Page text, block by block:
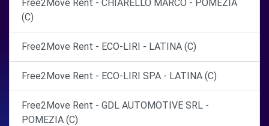
Free2Move Rent - CHIARELLO MARCO - POMEZIA
(C)
Free2Move Rent - ECO-LIRI - LATINA (C)
Free2Move Rent - ECO-LIRI SPA - LATINA (C)
Free2Move Rent - GDL AUTOMOTIVE SRL -
POMEZIA (C)